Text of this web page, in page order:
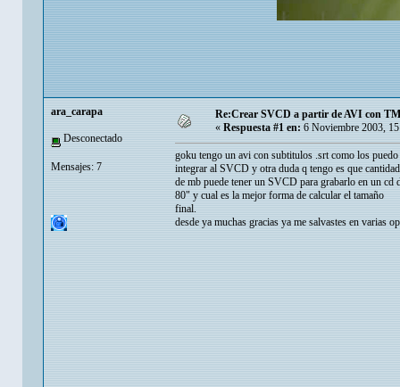
ara_carapa
Desconectado
Mensajes: 7
Re:Crear SVCD a partir de AVI con
« Respuesta #1 en: 6 Noviembre 2003,
goku tengo un avi con subtitulos .srt como los puedo
integrar al SVCD y otra duda q tengo es que cantidad
de mb puede tener un SVCD para grabarlo en un cd
80" y cual es la mejor forma de calcular el tamaño
final.
desde ya muchas gracias ya me salvastes en varias